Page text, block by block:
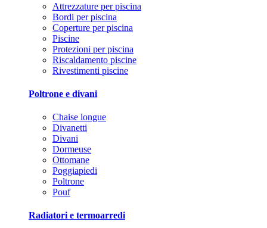
Attrezzature per piscina
Bordi per piscina
Coperture per piscina
Piscine
Protezioni per piscina
Riscaldamento piscine
Rivestimenti piscine
Poltrone e divani
Chaise longue
Divanetti
Divani
Dormeuse
Ottomane
Poggiapiedi
Poltrone
Pouf
Radiatori e termoarredi